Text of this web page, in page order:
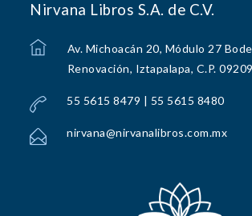
Nirvana Libros S.A. de C.V.
Av. Michoacán 20, Módulo 27
Renovación, Iztapalapa, C.P.
55 5615 8479 | 55 5615 8480
nirvana@nirvanalibros.com.mx